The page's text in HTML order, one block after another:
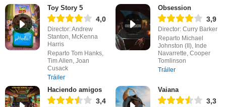
Toy Story 5
4,0
Director: Andrew
Stanton, McKenna
Harris
Reparto Tom Hanks,
Tim Allen, Joan
Cusack
Tráiler
Obsession
3,9
Director: Curry Barker
Reparto Michael
Johnston (II), Inde
Navarrette, Cooper
Tomlinson
Tráiler
Haciendo amigos
3,4
Vaiana
3,3